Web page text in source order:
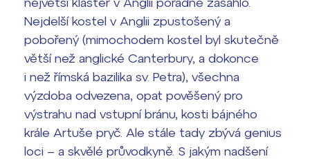
Nejdelší kostel v Anglii zpustošený a
pobořený (mimochodem kostel byl skutečně
větší než anglické Canterbury, a dokonce
i než římská bazilika sv. Petra), všechna
výzdoba odvezena, opat pověšený pro
výstrahu nad vstupní bránu, kosti bájného
krále Artuše pryč. Ale stále tady zbývá genius
loci – a skvělé průvodkyně. S jakým nadšení